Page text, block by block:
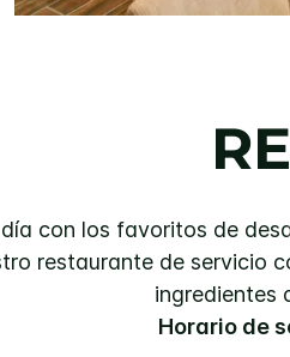
con los favoritos de
restaurante de servicio
ingredientes
Horario de